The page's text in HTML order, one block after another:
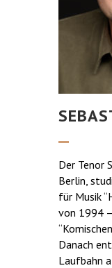
Der Tenor
Berlin,
für Musik
von 1994
Danach
Laufbahn